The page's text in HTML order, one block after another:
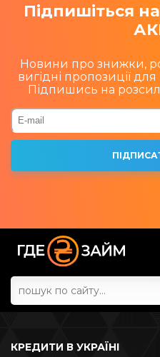
Підпишіться
Новини про знижки,
вигідні пропозиції
Підпишись на
КРЕДИТИ В УКРАЇНІ